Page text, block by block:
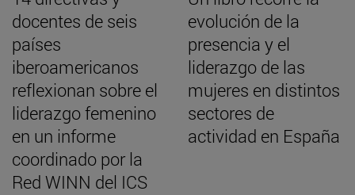
docentes de seis
países
iberoamericanos
reflexionan sobre el
liderazgo femenino
en un informe
coordinado por la
Red WINN del ICS
evolución de la
presencia y el
liderazgo de las
mujeres en distintos
sectores de
actividad en España